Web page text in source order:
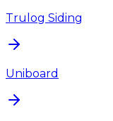
Trulog Siding
Uniboard